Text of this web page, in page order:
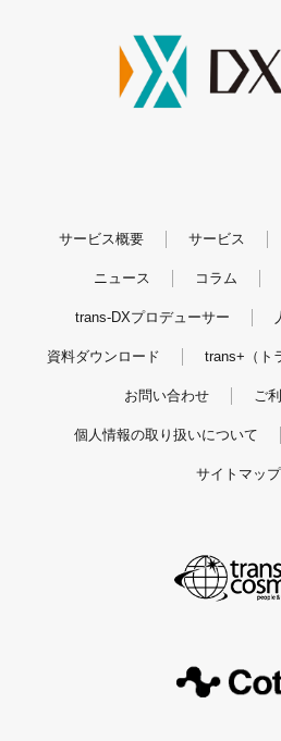
サービス概要 サービス
ニュース コラム
trans-DXプロデューサー
資料ダウンロード trans+（ト
お問い合わせ ご
個人情報の取り扱いについて
サイトマップ